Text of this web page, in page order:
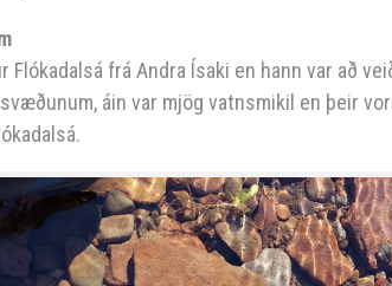
frá Andra Ísaki en hann var að
áin var mjög vatnsmikil en þeir